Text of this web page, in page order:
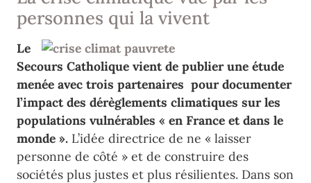
personnes qui la vivent
Le
Secours Catholique vient de publier une étude
menée avec trois partenaires pour documenter
l’impact des dérèglements climatiques sur les
populations vulnérables « en France et dans le
monde ». L’idée directrice de ne « laisser
personne de côté » et de construire des
sociétés plus justes et plus résilientes. Dans son